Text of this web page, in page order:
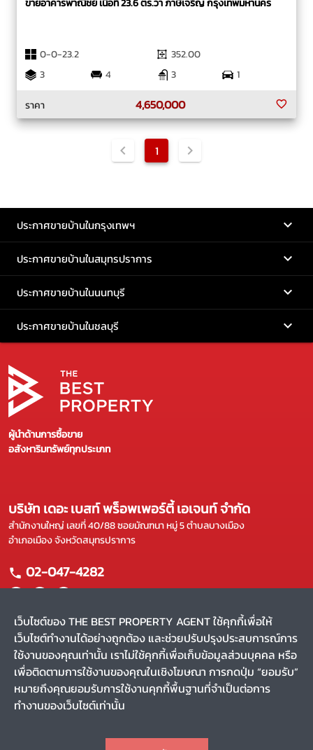
0-0-23.2
352.00
3
4 3
1
ราคา
4,650,000
1
ประกาศขายบ้านในกรุงเทพฯ
ประกาศขายบ้านในสมุทรปราการ
ประกาศขายบ้านในนนทบุรี
ประกาศขายบ้านในชลบุรี
ผู้นำด้านการซื้อขาย
อสังหาริมทรัพย์ทุกประเภท
บริษัท เดอะ เบสท์ พร็อพเพอร์ตี้ เอเจนท์ จำกัด
สำนักงานใหญ่ เลขที่ 40/88 ซอยมัณฑนา หมู่ 5 ตำบลบางเมือง
อำเภอเมือง จังหวัดสมุทรปราการ
02-047-4282
แผนผังเว็บไซต์
หน้าหลัก
บริการของเรา
ขาย
ผลงานของเรา
เช่า
ค้นหาตัวแทน
เว็บไซต์ของ THE BEST PROPERTY AGENT ใช้คุกกี้เพื่อให้
เว็บไซต์ทำงานได้อย่างถูกต้อง และช่วยปรับปรุงประสบการณ์การ
ใช้งานของคุณเท่านั้น เราไม่ใช้คุกกี้เพื่อเก็บข้อมูลส่วนบุคคล หรือ
เพื่อติดตามการใช้งานของคุณในเชิงโฆษณา การกดปุ่ม “ยอมรับ”
หมายถึงคุณยอมรับการใช้งานคุกกี้พื้นฐานที่จำเป็นต่อการ
ทำงานของเว็บไซต์เท่านั้น